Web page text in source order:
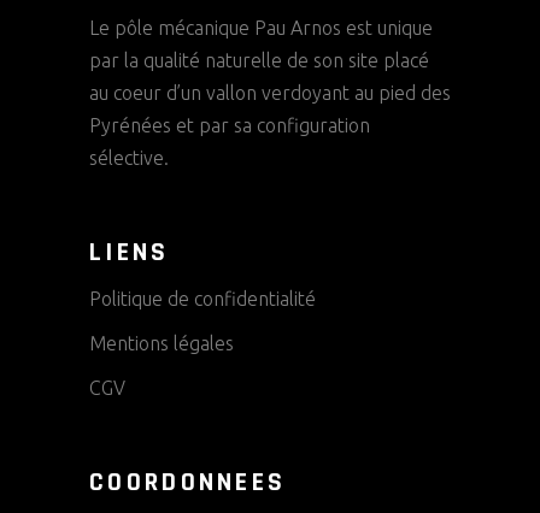
Le pôle mécanique Pau Arnos est unique
par la qualité naturelle de son site placé
au coeur d’un vallon verdoyant au pied des
Pyrénées et par sa configuration
sélective.
LIENS
Politique de confidentialité
Mentions légales
CGV
COORDONNEES